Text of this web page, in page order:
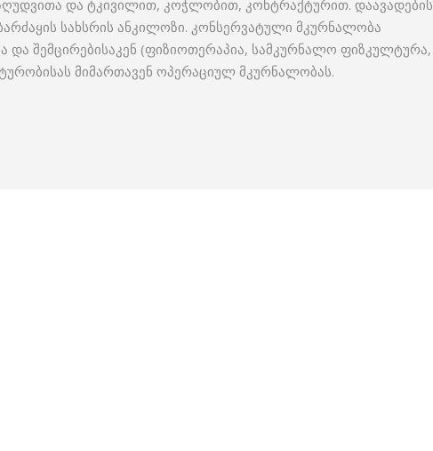
და ტკივილით, კოჭლობით, კონტრაქტურით. დაავადების
სახსრის ანკილოზი. კონსერვატული მკურნალობა
შემცირებისაკენ (ფიზიოთერაპია, სამკურნალო ფიზკულტურა,
მიმართავენ ოპერაციულ მკურნალობას.